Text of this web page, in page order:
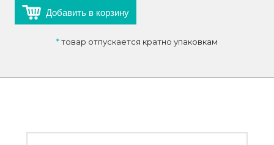
Добавить в корзину
*товар отпускается кратно упаковкам